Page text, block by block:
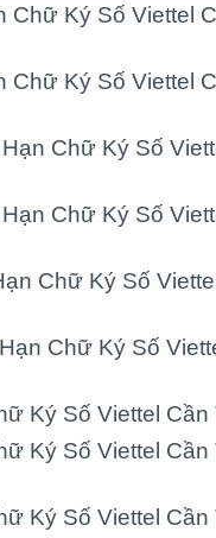
Ký Số Viettel
Ký Số Viettel
Chữ Ký Số
Chữ Ký Số
Chữ Ký Số
Chữ Ký Số
Ký Số Viettel Cần
Ký Số Viettel
Ký Số Viettel